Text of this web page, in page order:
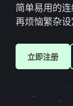
简单易用的
再烦恼繁杂
立即注册